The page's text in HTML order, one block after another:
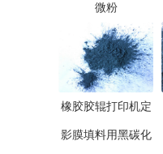
微粉
橡胶胶辊打印机定
影膜填料用黑碳化